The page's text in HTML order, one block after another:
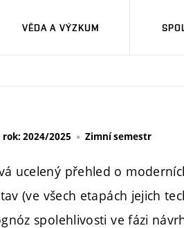
VĚDA A VÝZKUM
rok: 2024/2025 Zimní semestr
ucelený přehled o
(ve všech etapách jejich
spolehlivosti ve fázi